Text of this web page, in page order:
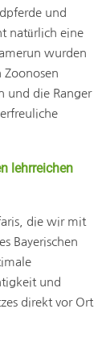
und
natürlich eine
wurden
und die Ranger
lehrreichen
die wir mit
Bayerischen
und
direkt vor Ort